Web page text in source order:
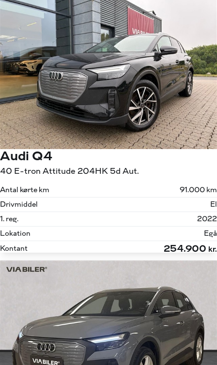
Audi Q4
40 E-tron Attitude 204HK 5d Aut.
Antal kørte km
91.000 km
Drivmiddel
El
1. reg.
2022
Lokation
Egå
Kontant
254.900 kr.